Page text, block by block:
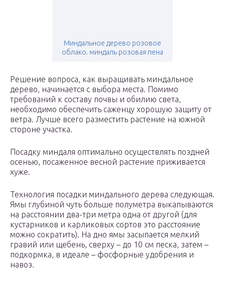
Миндальное дерево розовое
облако. миндаль розовая пена
Решение вопроса, как выращивать миндальное
дерево, начинается с выбора места. Помимо
требований к составу почвы и обилию света,
необходимо обеспечить саженцу хорошую защиту от
ветра. Лучше всего разместить растение на южной
стороне участка.
Посадку миндаля оптимально осуществлять поздней
осенью, посаженное весной растение приживается
хуже.
Технология посадки миндального дерева следующая.
Ямы глубиной чуть больше полуметра выкапываются
на расстоянии два-три метра одна от другой (для
кустарников и карликовых сортов это расстояние
можно сократить). На дно ямы засыпается мелкий
гравий или щебень, сверху – до 10 см песка, затем –
подкормка, в идеале – фосфорные удобрения и
навоз.